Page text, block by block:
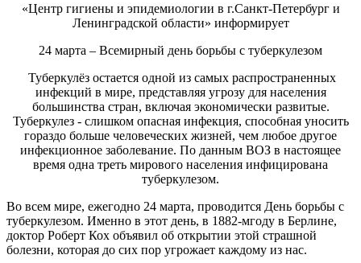
«Центр гигиены и эпидемиологии в г.Санкт-Петербург и
Ленинградской области» информирует
24 марта – Всемирный день борьбы с туберкулезом
Туберкулёз остается одной из самых распространенных
инфекций в мире, представляя угрозу для населения
большинства стран, включая экономически развитые.
Туберкулез - слишком опасная инфекция, способная уносить
гораздо больше человеческих жизней, чем любое другое
инфекционное заболевание. По данным ВОЗ в настоящее
время одна треть мирового населения инфицирована
туберкулезом.
Во всем мире, ежегодно 24 марта, проводится День борьбы с
туберкулезом. Именно в этот день, в 1882-мгоду в Берлине,
доктор Роберт Кох объявил об открытии этой страшной
болезни, которая до сих пор угрожает каждому из нас.